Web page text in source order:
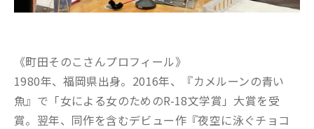
《町田そのこさんプロフィール》
1980年、福岡県出身。2016年、『カメルーンの青い
魚』で「女による女のためのR-18文学賞」大賞を受
賞。翌年、同作を含むデビュー作『夜空に泳ぐチョコ